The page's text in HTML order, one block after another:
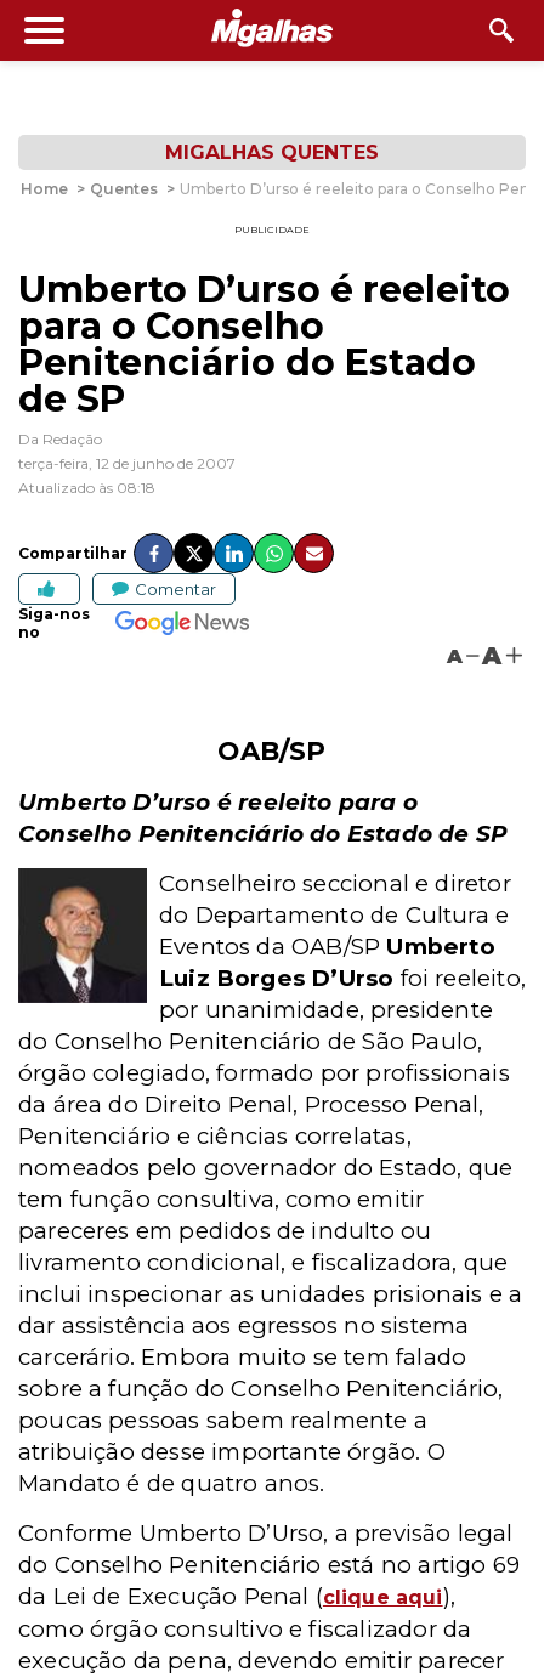
MIGALHAS QUENTES
Home > Quentes > Umberto D’urso é reeleito para o Conselho
PUBLICIDADE
Umberto D’urso é reeleito
para o Conselho
Penitenciário do Estado
de SP
Da Redação
terça-feira, 12 de junho de 2007
Atualizado às 08:18
Compartilhar
Comentar
Siga-nos
no
A A
OAB/SP
Umberto D’urso é reeleito para o
Conselho Penitenciário do Estado de SP
Conselheiro seccional e diretor
do Departamento de Cultura e
Eventos da OAB/SP Umberto
Luiz Borges D’Urso foi reeleito,
por unanimidade, presidente
do Conselho Penitenciário de São Paulo,
órgão colegiado, formado por profissionais
da área do Direito Penal, Processo Penal,
Penitenciário e ciências correlatas,
nomeados pelo governador do Estado, que
tem função consultiva, como emitir
pareceres em pedidos de indulto ou
livramento condicional, e fiscalizadora, que
inclui inspecionar as unidades prisionais e a
dar assistência aos egressos no sistema
carcerário. Embora muito se tem falado
sobre a função do Conselho Penitenciário,
poucas pessoas sabem realmente a
atribuição desse importante órgão. O
Mandato é de quatro anos.
Conforme Umberto D’Urso, a previsão legal
do Conselho Penitenciário está no artigo 69
da Lei de Execução Penal (clique aqui),
como órgão consultivo e fiscalizador da
execução da pena, devendo emitir parecer